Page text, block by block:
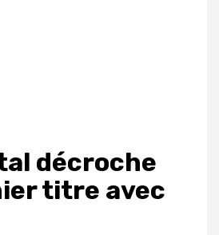
décroche
titre avec